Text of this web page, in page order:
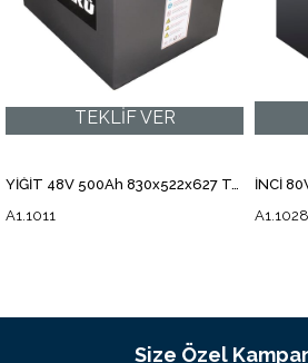
YİĞİT 48V 500Ah 830x522x627 Traksiyoner Forklift Aküsü A1.1011
A1.1011
A1.1028
Size Özel